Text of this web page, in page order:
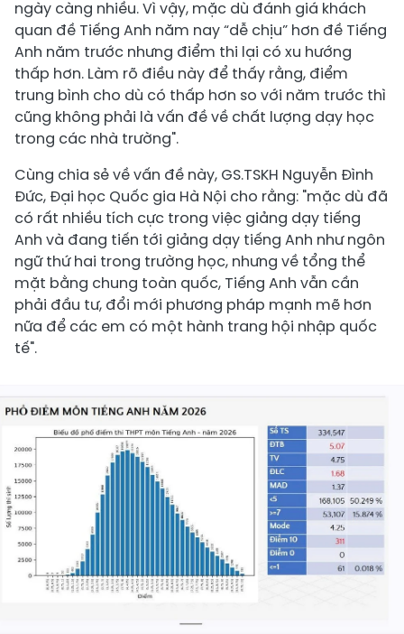
ngày càng nhiều. Vì vậy, mặc dù đánh giá khách
quan đề Tiếng Anh năm nay “dễ chịu” hơn đề Tiếng
Anh năm trước nhưng điểm thi lại có xu hướng
thấp hơn. Làm rõ điều này để thấy rằng, điểm
trung bình cho dù có thấp hơn so với năm trước thì
cũng không phải là vấn đề về chất lượng dạy học
trong các nhà trường".
Cùng chia sẻ về vấn đề này, GS.TSKH Nguyễn Đình
Đức, Đại học Quốc gia Hà Nội cho rằng: "mặc dù đã
có rất nhiều tích cực trong việc giảng dạy tiếng
Anh và đang tiến tới giảng dạy tiếng Anh như ngôn
ngữ thứ hai trong trường học, nhưng về tổng thể
mặt bằng chung toàn quốc, Tiếng Anh vẫn cần
phải đầu tư, đổi mới phương pháp mạnh mẽ hơn
nữa để các em có một hành trang hội nhập quốc
tế".